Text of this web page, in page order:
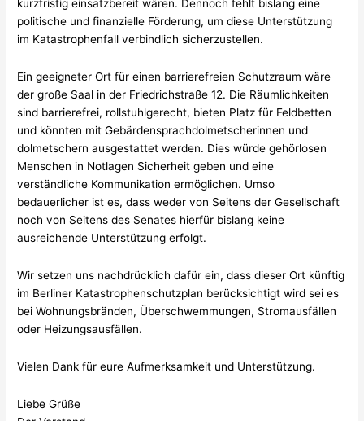
kurzfristig einsatzbereit wären. Dennoch fehlt bislang eine
politische und finanzielle Förderung, um diese Unterstützung
im Katastrophenfall verbindlich sicherzustellen.
Ein geeigneter Ort für einen barrierefreien Schutzraum wäre
der große Saal in der Friedrichstraße 12. Die Räumlichkeiten
sind barrierefrei, rollstuhlgerecht, bieten Platz für Feldbetten
und könnten mit Gebärdensprachdolmetscherinnen und
dolmetschern ausgestattet werden. Dies würde gehörlosen
Menschen in Notlagen Sicherheit geben und eine
verständliche Kommunikation ermöglichen. Umso
bedauerlicher ist es, dass weder von Seitens der Gesellschaft
noch von Seitens des Senates hierfür bislang keine
ausreichende Unterstützung erfolgt.
Wir setzen uns nachdrücklich dafür ein, dass dieser Ort künftig
im Berliner Katastrophenschutzplan berücksichtigt wird sei es
bei Wohnungsbränden, Überschwemmungen, Stromausfällen
oder Heizungsausfällen.
Vielen Dank für eure Aufmerksamkeit und Unterstützung.
Liebe Grüße